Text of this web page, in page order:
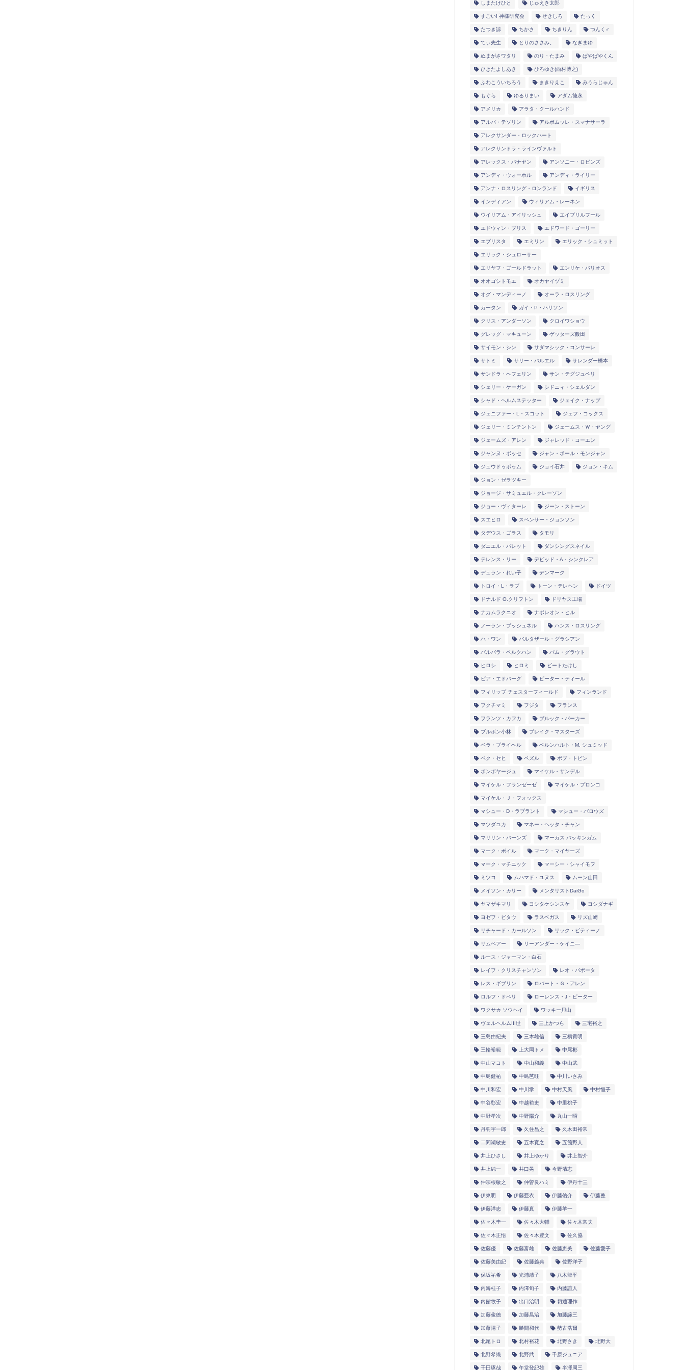
しまたけひと じゅえき太郎
すごい! 神様研究会 せきしろ たっく
たつき諒 ちかさ ちきりん つんく♂
てぃ先生 とりのささみ。 なぎまゆ
ぬまがさワタリ のり・たまみ ぱやぱやくん
ひきたよしあき ひろゆき(西村博之)
ふわこういちろう まきりえこ みうらじゅん
もぐら ゆるりまい アダム徳永
アメリカ アラタ・クールハンド
アルパ・テソリン アルボムッレ・スマナサーラ
アレクサンダー・ロックハート
アレクサンドラ・ラインヴァルト
アレックス・バナヤン アンソニー・ロビンズ
アンディ・ウォーホル アンディ・ライリー
アンナ・ロスリング・ロンランド イギリス
インディアン ウィリアム・レーネン
ウイリアム・アイリッシュ エイプリルフール
エドウィン・ブリス エドワード・ゴーリー
エブリスタ エミリン エリック・シュミット
エリック・シュローサー
エリヤフ・ゴールドラット エンリケ・バリオス
オオゴシトモエ オカヤイヅミ
オグ・マンディーノ オーラ・ロスリング
カータン ガイ・P・ハリソン
クリス・アンダーソン クロイワショウ
グレッグ・マキューン ゲッターズ飯田
サイモン・シン サダマシック・コンサーレ
サトミ サリー・バルエル サレンダー橋本
サンドラ・ヘフェリン サン・テグジュペリ
シェリー・ケーガン シドニィ・シェルダン
シャド・ヘルムステッター ジェイク・ナップ
ジェニファー・L・スコット ジェフ・コックス
ジェリー・ミンチントン ジェームス・Ｗ・ヤング
ジェームズ・アレン ジャレッド・コーエン
ジャンヌ・ボッセ ジャン・ポール・モンジャン
ジュウドゥポゥム ジョイ石井 ジョン・キム
ジョン・ゼラツキー
ジョージ・サミュエル・クレーソン
ジョー・ヴィターレ ジーン・ストーン
スエヒロ スペンサー・ジョンソン
タデウス・ゴラス タモリ
ダニエル・バレット ダンシングスネイル
テレンス・リー デビッド・A・シンクレア
デュラン・れい子 デンマーク
トロイ・L・ラブ トーン・テレヘン ドイツ
ドナルド O.クリフトン ドリヤス工場
ナカムラクニオ ナポレオン・ヒル
ノーラン・ブッシュネル ハンス・ロスリング
ハ・ワン バルタザール・グラシアン
バルバラ・ベルクハン パム・グラウト
ヒロシ ヒロミ ビートたけし
ピア・エドバーグ ピーター・ティール
フィリップ チェスターフィールド フィンランド
フクチマミ フジタ フランス
フランツ・カフカ ブルック・バーカー
ブルボン小林 ブレイク・マスターズ
ベラ・ブライヘル ベルンハルト・M. シュミッド
ペク・セヒ ペズル ボブ・トビン
ボンボヤージュ マイケル・サンデル
マイケル・フランゼーゼ マイケル・プロンコ
マイケル・Ｊ・フォックス
マシュー・D・ラプラント マシュー・バロウズ
マツダユカ マネー・ヘッタ・チャン
マリリン・バーンズ マーカス バッキンガム
マーク・ボイル マーク・マイヤーズ
マーク・マチニック マーシー・シャイモフ
ミツコ ムハマド・ユヌス ムーン山田
メイソン・カリー メンタリストDaiGo
ヤマザキマリ ヨシタケシンスケ ヨシダナギ
ヨゼフ・ピタウ ラスベガス リズ山崎
リチャード・カールソン リック・ピティーノ
リムベアー リーアンダー・ケイニ―
ルース・ジャーマン・白石
レイフ・クリスチャンソン レオ・バボータ
レス・ギブリン ロバート・Ｇ・アレン
ロルフ・ドベリ ローレンス・J・ピーター
ワクサカ ソウヘイ ワッキー貝山
ヴェルヘルムIII世 三上かつら 三宅裕之
三島由紀夫 三木雄信 三橋貴明
三輪裕範 上大岡トメ 中尾彬
中山マコト 中山和義 中山武
中島健祐 中島芭旺 中川いさみ
中川和宏 中川学 中村天風 中村恒子
中谷彰宏 中越裕史 中里桃子
中野孝次 中野陽介 丸山一昭
丹羽宇一郎 久住昌之 久木田裕常
二間瀬敏史 五木寛之 五箇野人
井上ひさし 井上ゆかり 井上智介
井上純一 井口晃 今野清志
仲宗根敏之 仲曽良ハミ 伊丹十三
伊東明 伊藤亜衣 伊藤佑介 伊藤整
伊藤洋志 伊藤真 伊藤羊一
佐々木圭一 佐々木大輔 佐々木常夫
佐々木正悟 佐々木豊文 佐久協
佐藤優 佐藤富雄 佐藤恵美 佐藤愛子
佐藤美由紀 佐藤義典 佐野洋子
保坂祐希 光浦靖子 八木龍平
内海桂子 内澤旬子 内藤誼人
内館牧子 出口治明 切通理作
加藤俊徳 加藤昌治 加藤諦三
加藤陽子 勝間和代 勢古浩爾
北尾トロ 北村裕花 北野さき 北野大
北野希織 北野武 千原ジュニア
千田琢哉 午堂登紀雄 半澤周三